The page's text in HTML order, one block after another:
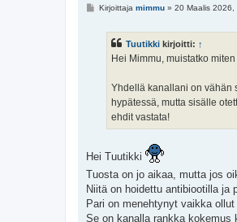
VKirjoittaja mimmu» 20 Maalis 2026,
Tuutikki kirjoitti: ↑
Hei Mimmu, muistatko
Yhdellä kanallani on vähän
hypätessä, mutta sisälle
ehdit vastata!
Hei Tuutikki
Tuosta on jo aikaa, mutta jos
Niitä on hoidettu antibiootilla ja
Pari on menehtynyt vaikka
Se on kanalla rankka kokemus